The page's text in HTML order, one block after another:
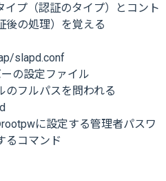
イプ（認証のタイプ）とコント
後の処理）を覚える
slapd.conf
の設定ファイル
のフルパスを問われる
に設定する管理者パスワ
るコマンド